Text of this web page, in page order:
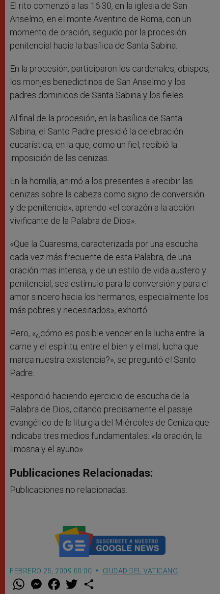
El rito comenzó a las 16.30, en la iglesia de San
Anselmo, en el monte Aventino de Roma, con un
momento de oración, seguido por la procesión
penitencial hacia la basílica de Santa Sabina.
En la procesión, participaron los cardenales, obispos,
los monjes benedictinos de San Anselmo y los
padres dominicos de Santa Sabina y los fieles.
Al final de la procesión, en la basílica de Santa
Sabina, el Santo Padre presidió la celebración
eucarística, en la que, como un fiel, recibió la
imposición de las cenizas.
En la homilía, animó a los presentes a «recibir las
cenizas sobre la cabeza como signo de conversión
y de penitencia», aprendo «el corazón a la acción
vivificante de la Palabra de Dios».
«Que la Cuaresma, caracterizada por una escucha
cada vez más frecuente de esta Palabra, de una
oración mas intensa, y de un estilo de vida austero y
penitencial, sea estímulo para la conversión y para el
amor sincero hacia los hermanos, especialmente los
más pobres y necesitados», exhortó.
Pero, «¿cómo es posible vencer en la lucha entre la
carne y el espíritu, entre el bien y el mal, lucha que
marca nuestra existencia?», se preguntó el Santo
Padre.
Respondió haciendo ejercicio de escucha de la
Palabra de Dios, citando precisamente el pasaje
evangélico de la liturgia del Miércoles de Ceniza que
indicaba tres medios fundamentales: «la oración, la
limosna y el ayuno».
Publicaciones Relacionadas:
Publicaciones no relacionadas.
FEBRERO 25, 2009 00:00 CIUDAD DEL VATICANO
W M
e
F
a w